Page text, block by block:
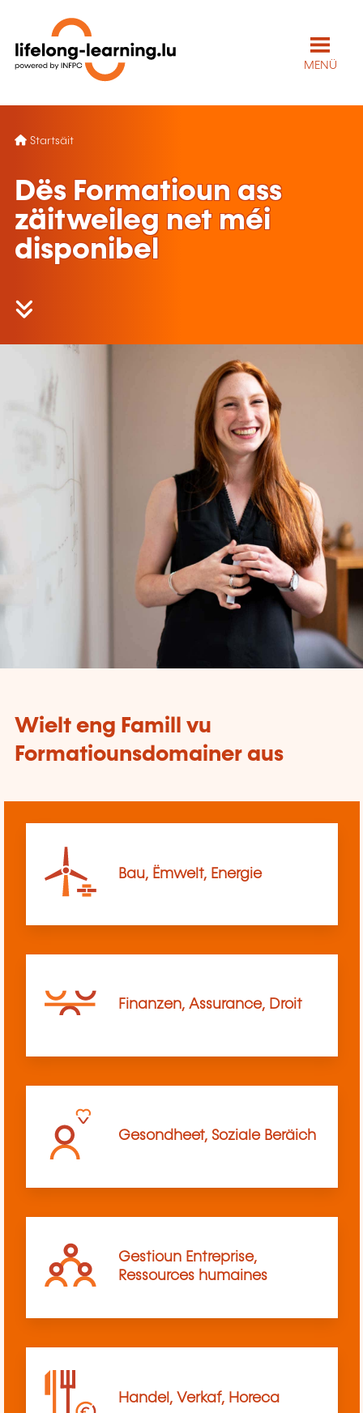
MENÜ
Startsäit
Dës Formatioun ass
zäitweileg net méi
disponibel
Wielt eng Famill vu
Formatiounsdomainer aus
Bau, Ëmwelt, Energie
Finanzen, Assurance, Droit
Gesondheet, Soziale Beräich
Gestioun Entreprise,
Ressources humaines
Handel, Verkaf, Horeca